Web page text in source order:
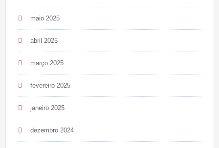
maio 2025
abril 2025
março 2025
fevereiro 2025
janeiro 2025
dezembro 2024